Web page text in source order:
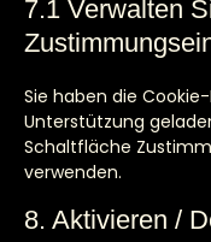
7.1 Verwalten
Sie haben die
Unterstützung
Schaltfläche
verwenden.
8. Aktivieren /